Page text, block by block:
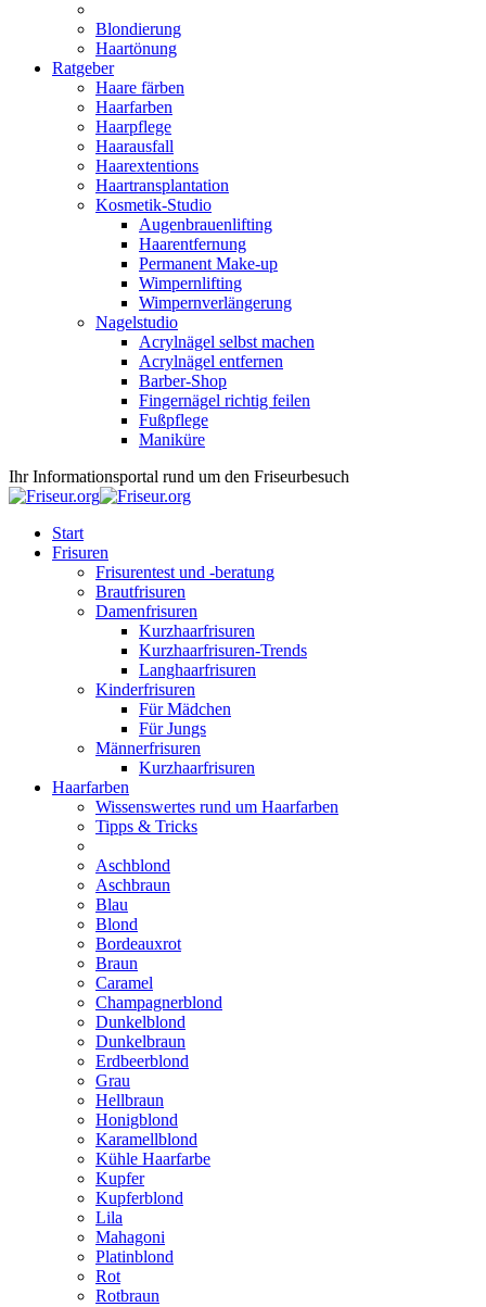
Blondierung
Haartönung
Ratgeber
Haare färben
Haarfarben
Haarpflege
Haarausfall
Haarextentions
Haartransplantation
Kosmetik-Studio
Augenbrauenlifting
Haarentfernung
Permanent Make-up
Wimpernlifting
Wimpernverlängerung
Nagelstudio
Acrylnägel selbst machen
Acrylnägel entfernen
Barber-Shop
Fingernägel richtig feilen
Fußpflege
Maniküre
Ihr Informationsportal rund um den Friseurbesuch
Start
Frisuren
Frisurentest und -beratung
Brautfrisuren
Damenfrisuren
Kurzhaarfrisuren
Kurzhaarfrisuren-Trends
Langhaarfrisuren
Kinderfrisuren
Für Mädchen
Für Jungs
Männerfrisuren
Kurzhaarfrisuren
Haarfarben
Wissenswertes rund um Haarfarben
Tipps & Tricks
Aschblond
Aschbraun
Blau
Blond
Bordeauxrot
Braun
Caramel
Champagnerblond
Dunkelblond
Dunkelbraun
Erdbeerblond
Grau
Hellbraun
Honigblond
Karamellblond
Kühle Haarfarbe
Kupfer
Kupferblond
Lila
Mahagoni
Platinblond
Rot
Rotbraun